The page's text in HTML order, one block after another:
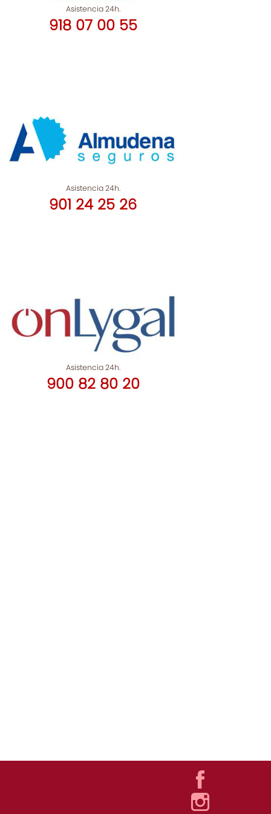
Asistencia 24h.
918 07 00 55
Asistencia 24h.
901 24 25 26
Asistencia 24h.
900 82 80 20